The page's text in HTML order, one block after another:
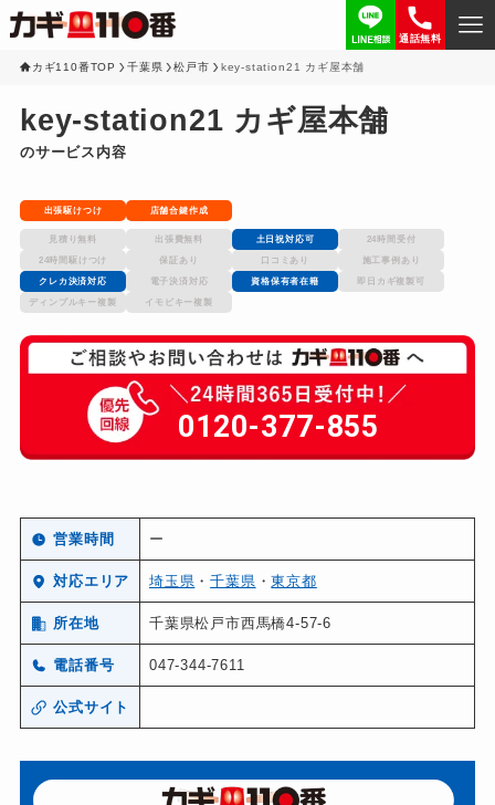
通話無料
カギ110番TOP 千葉県 松戸市 key-station21 カギ屋本舗
key-station21 カギ屋本舗
のサービス内容
出張駆けつけ 店舗合鍵作成
見積り無料 出張費無料 土日祝対応可 24時間受付
24時間駆けつけ 保証あり 口コミあり 施工事例あり
クレカ決済対応 電子決済対応 資格保有者在籍 即日カギ複製可
ディンプルキー複製 イモビキー複製
0120-377-855
営業時間 ー
対応エリア 埼玉県 ・千葉県 ・東京都
所在地 千葉県松戸市西馬橋4-57-6
電話番号 047-344-7611
公式サイト